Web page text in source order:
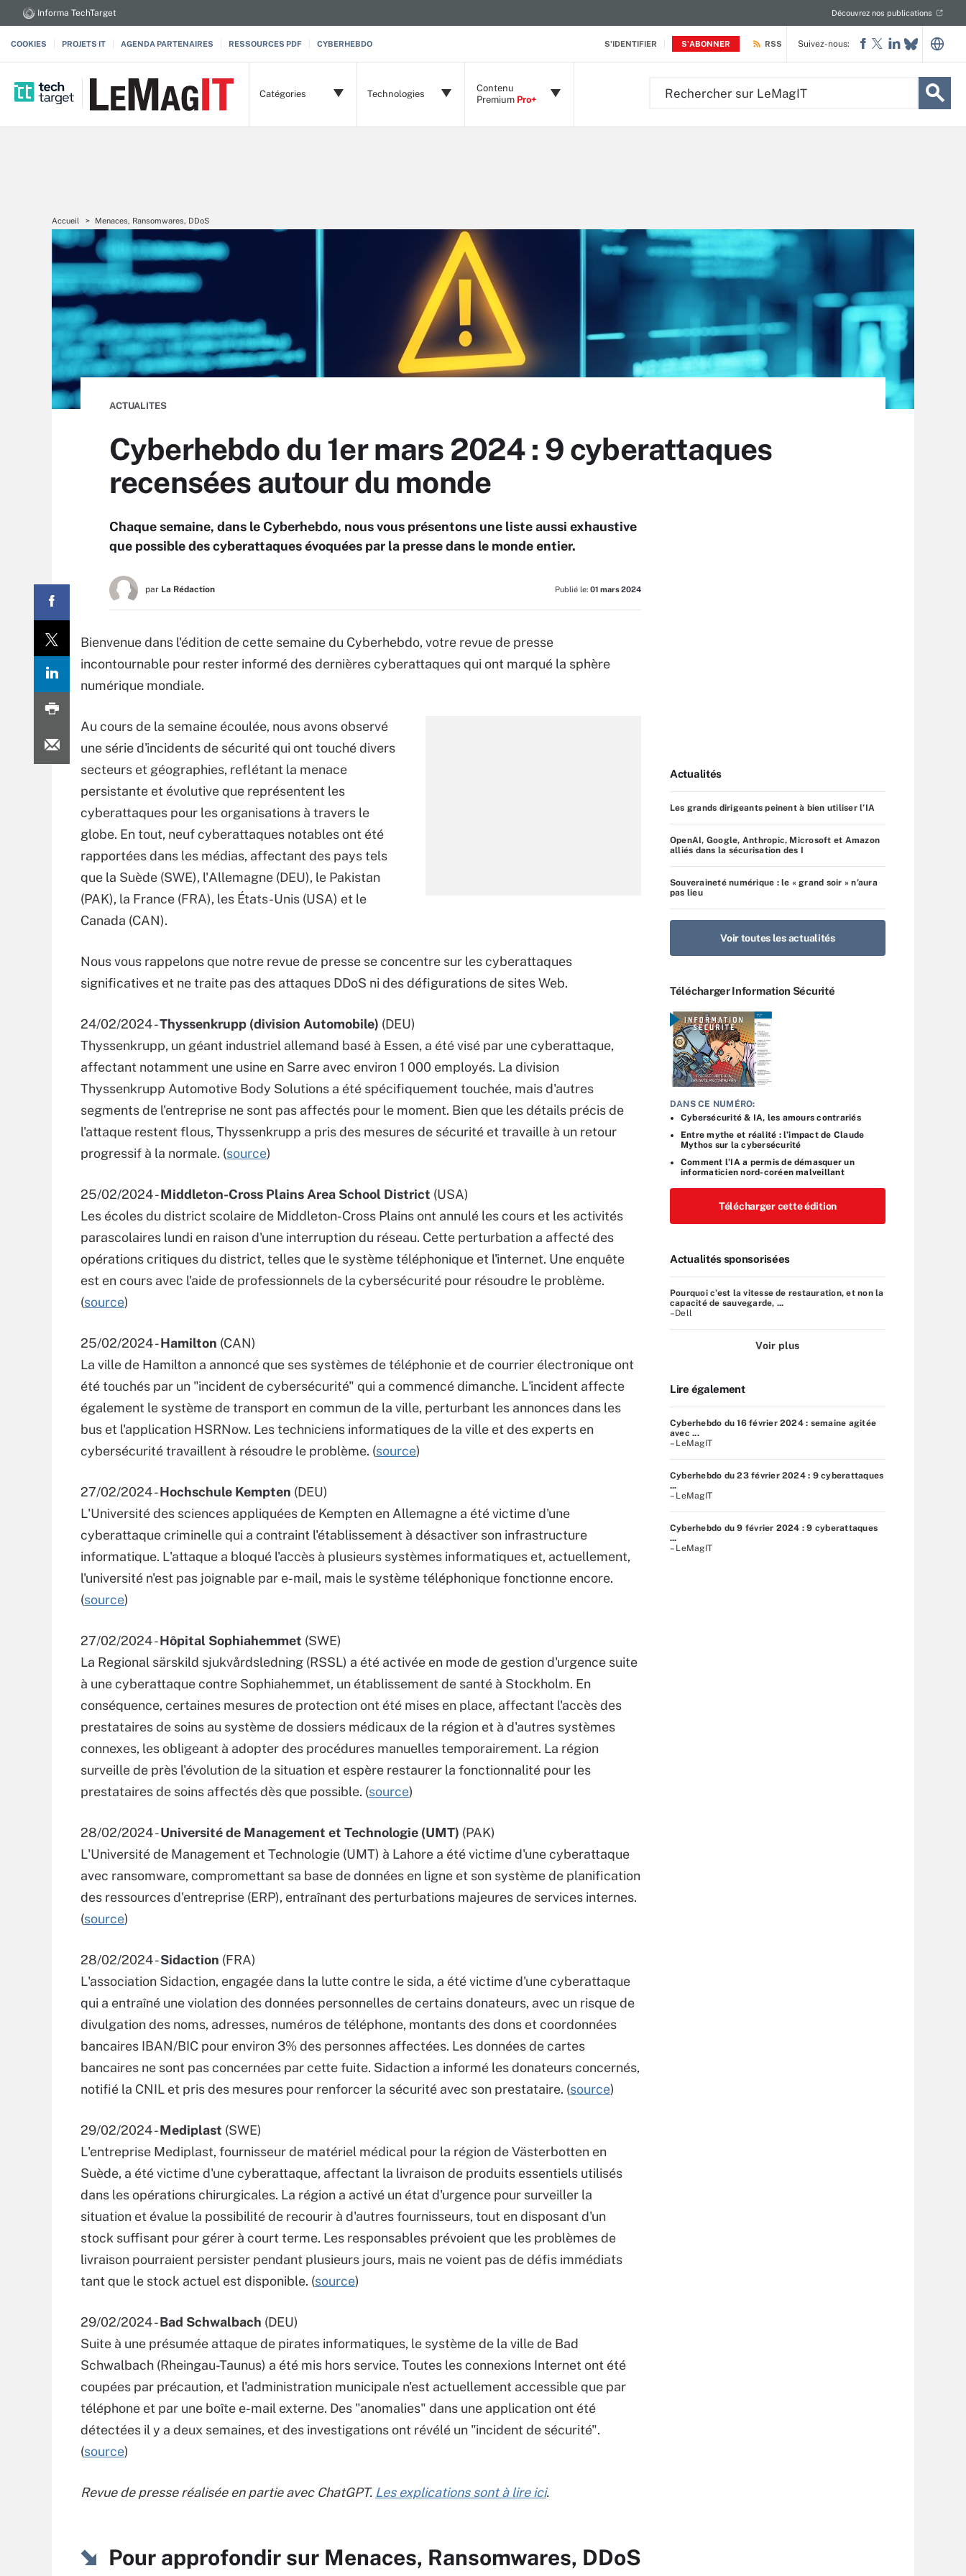
S'IDENTIFIER S'ABONNER
Informa TechTarget Découvrez nos publications
COOKIES PROJETS IT AGENDA PARTENAIRES RESSOURCES PDF CYBERHEBDO RSS
Catégories Technologies
Contenu
Premium Pro+
Suivez-nous:
Accueil Menaces, Ransomwares, DDoS
ACTUALITES
Cyberhebdo du 1er mars 2024 : 9 cyberattaques
recensées autour du monde
Chaque semaine, dans le Cyberhebdo, nous vous présentons une liste aussi exhaustive
que possible des cyberattaques évoquées par la presse dans le monde entier.
par La Rédaction Publié le: 01 mars 2024
Bienvenue dans l'édition de cette semaine du Cyberhebdo, votre revue de presse
incontournable pour rester informé des dernières cyberattaques qui ont marqué la sphère
numérique mondiale.
Au cours de la semaine écoulée, nous avons observé
une série d'incidents de sécurité qui ont touché divers
secteurs et géographies, reflétant la menace
persistante et évolutive que représentent les
cyberattaques pour les organisations à travers le
globe. En tout, neuf cyberattaques notables ont été
rapportées dans les médias, affectant des pays tels
que la Suède (SWE), l'Allemagne (DEU), le Pakistan
(PAK), la France (FRA), les États-Unis (USA) et le
Canada (CAN).
Nous vous rappelons que notre revue de presse se concentre sur les cyberattaques
significatives et ne traite pas des attaques DDoS ni des défigurations de sites Web.
24/02/2024 -Thyssenkrupp (division Automobile) (DEU)
Thyssenkrupp, un géant industriel allemand basé à Essen, a été visé par une cyberattaque,
affectant notamment une usine en Sarre avec environ 1 000 employés. La division
Thyssenkrupp Automotive Body Solutions a été spécifiquement touchée, mais d'autres
segments de l'entreprise ne sont pas affectés pour le moment. Bien que les détails précis de
l'attaque restent flous, Thyssenkrupp a pris des mesures de sécurité et travaille à un retour
progressif à la normale. (source)
25/02/2024 -Middleton-Cross Plains Area School District (USA)
Les écoles du district scolaire de Middleton-Cross Plains ont annulé les cours et les activités
parascolaires lundi en raison d'une interruption du réseau. Cette perturbation a affecté des
opérations critiques du district, telles que le système téléphonique et l'internet. Une enquête
est en cours avec l'aide de professionnels de la cybersécurité pour résoudre le problème.
(source)
25/02/2024 -Hamilton (CAN)
La ville de Hamilton a annoncé que ses systèmes de téléphonie et de courrier électronique ont
été touchés par un "incident de cybersécurité" qui a commencé dimanche. L'incident affecte
également le système de transport en commun de la ville, perturbant les annonces dans les
bus et l'application HSRNow. Les techniciens informatiques de la ville et des experts en
cybersécurité travaillent à résoudre le problème. (source)
27/02/2024 -Hochschule Kempten (DEU)
L'Université des sciences appliquées de Kempten en Allemagne a été victime d'une
cyberattaque criminelle qui a contraint l'établissement à désactiver son infrastructure
informatique. L'attaque a bloqué l'accès à plusieurs systèmes informatiques et, actuellement,
l'université n'est pas joignable par e-mail, mais le système téléphonique fonctionne encore.
(source)
27/02/2024 -Hôpital Sophiahemmet (SWE)
La Regional särskild sjukvårdsledning (RSSL) a été activée en mode de gestion d'urgence suite
à une cyberattaque contre Sophiahemmet, un établissement de santé à Stockholm. En
conséquence, certaines mesures de protection ont été mises en place, affectant l'accès des
prestataires de soins au système de dossiers médicaux de la région et à d'autres systèmes
connexes, les obligeant à adopter des procédures manuelles temporairement. La région
surveille de près l'évolution de la situation et espère restaurer la fonctionnalité pour les
prestataires de soins affectés dès que possible. (source)
28/02/2024 -Université de Management et Technologie (UMT) (PAK)
L'Université de Management et Technologie (UMT) à Lahore a été victime d'une cyberattaque
avec ransomware, compromettant sa base de données en ligne et son système de planification
des ressources d'entreprise (ERP), entraînant des perturbations majeures de services internes.
(source)
28/02/2024 -Sidaction (FRA)
L'association Sidaction, engagée dans la lutte contre le sida, a été victime d'une cyberattaque
qui a entraîné une violation des données personnelles de certains donateurs, avec un risque de
divulgation des noms, adresses, numéros de téléphone, montants des dons et coordonnées
bancaires IBAN/BIC pour environ 3% des personnes affectées. Les données de cartes
bancaires ne sont pas concernées par cette fuite. Sidaction a informé les donateurs concernés,
notifié la CNIL et pris des mesures pour renforcer la sécurité avec son prestataire. (source)
29/02/2024 -Mediplast (SWE)
L'entreprise Mediplast, fournisseur de matériel médical pour la région de Västerbotten en
Suède, a été victime d'une cyberattaque, affectant la livraison de produits essentiels utilisés
dans les opérations chirurgicales. La région a activé un état d'urgence pour surveiller la
situation et évalue la possibilité de recourir à d'autres fournisseurs, tout en disposant d'un
stock suffisant pour gérer à court terme. Les responsables prévoient que les problèmes de
livraison pourraient persister pendant plusieurs jours, mais ne voient pas de défis immédiats
tant que le stock actuel est disponible. (source)
29/02/2024 -Bad Schwalbach (DEU)
Suite à une présumée attaque de pirates informatiques, le système de la ville de Bad
Schwalbach (Rheingau-Taunus) a été mis hors service. Toutes les connexions Internet ont été
coupées par précaution, et l'administration municipale n'est actuellement accessible que par
téléphone et par une boîte e-mail externe. Des "anomalies" dans une application ont été
détectées il y a deux semaines, et des investigations ont révélé un "incident de sécurité".
(source)
Revue de presse réalisée en partie avec ChatGPT. Les explications sont à lire ici.
Pour approfondir sur Menaces, Ransomwares, DDoS
Actualités
Les grands dirigeants peinent à bien utiliser l’IA
OpenAI, Google, Anthropic, Microsoft et Amazon
alliés dans la sécurisation des I
Souveraineté numérique : le « grand soir » n’aura
pas lieu
Voir toutes les actualités
Télécharger Information Sécurité
DANS CE NUMÉRO:
Cybersécurité & IA, les amours contrariés
Entre mythe et réalité : l’impact de Claude
Mythos sur la cybersécurité
Comment l’IA a permis de démasquer un
informaticien nord-coréen malveillant
Télécharger cette édition
Actualités sponsorisées
Pourquoi c’est la vitesse de restauration, et non la
capacité de sauvegarde, ...
–Dell
Voir plus
Lire également
Cyberhebdo du 16 février 2024 : semaine agitée
avec ...
– LeMagIT
Cyberhebdo du 23 février 2024 : 9 cyberattaques
...
– LeMagIT
Cyberhebdo du 9 février 2024 : 9 cyberattaques
...
– LeMagIT